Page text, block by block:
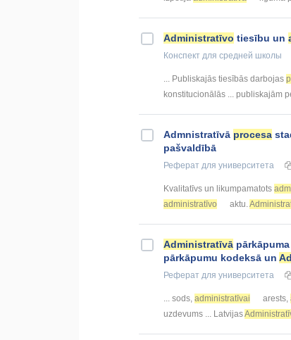
Administratīvo tiesību un
Конспект для средней школы
... Publiskajās tiesībās darbojas
konstitucionālās ... publiskajām
Admnistratīvā procesa
pašvaldībā
Реферат для университета
Kvalitatīvs un likumpamatots
administratīvo
aktu.
Administratīvā
pārkāpumu kodeksā un
Реферат для университета
... sods, administratīvai arests,
uzdevums ... Latvijas